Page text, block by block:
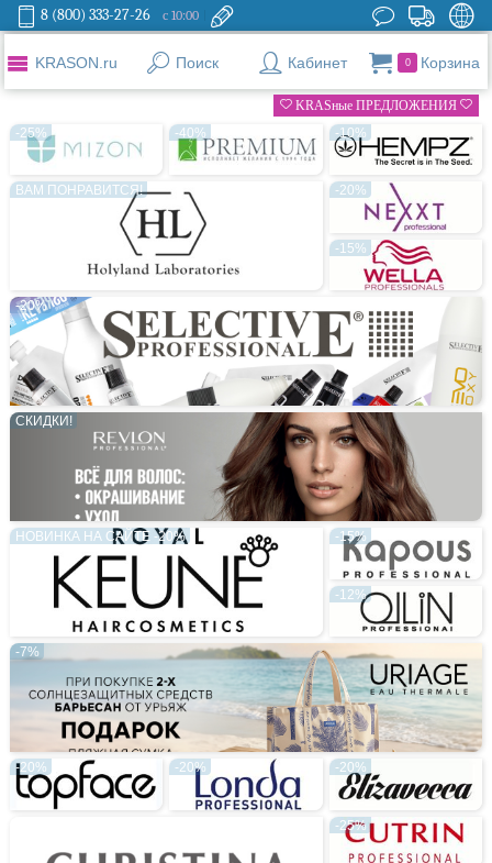
8 (800) 333-27-26 с 10:00
KRASON.ru Поиск Кабинет 0 Корзина
KRASные ПРЕДЛОЖЕНИЯ
-25%
-40% -10%
ВАМ ПОНРАВИТСЯ!
-20%
СКИДКИ!
-20%
НОВИНКА НА САЙТЕ -20%
-15%
-7%
-15%
-12%
-20% -20% -20%
-25%